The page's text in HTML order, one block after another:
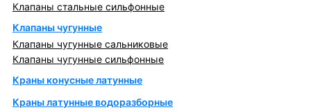
Клапаны стальные сильфонные
Клапаны чугунные
Клапаны чугунные сальниковые
Клапаны чугунные сильфонные
Краны конусные латунные
Краны латунные водоразборные